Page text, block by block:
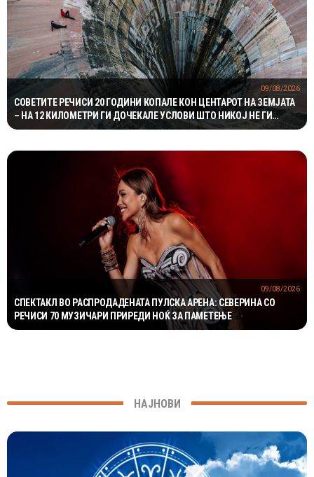
СОВЕТИТЕ РЕЧИСИ 20 ГОДИНИ КОПАЛЕ КОН ЦЕНТАРОТ НА ЗЕМЈАТА
– НА 12 КИЛОМЕТРИ ГИ ДОЧЕКАЛЕ УСЛОВИ ШТО НИКОЈ НЕ ГИ
ОЧЕКУВАЛ
09/08/2026
СПЕКТАКЛ ВО РАСПРОДАДЕНАТА ПУЛСКА АРЕНА: СЕВЕРИНА СО
РЕЧИСИ 70 МУЗИЧАРИ ПРИРЕДИ НОЌ ЗА ПАМЕТЕЊЕ
09/08/2026
НАЈНОВИ